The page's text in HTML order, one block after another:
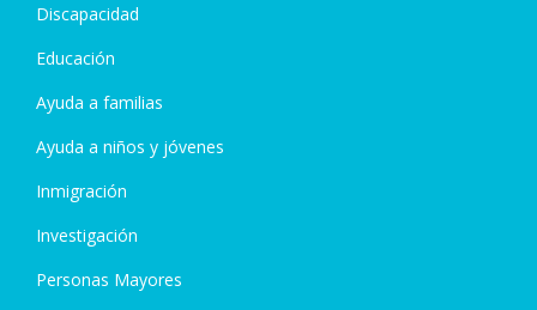
Discapacidad
Educación
Ayuda a familias
Ayuda a niños y jóvenes
Inmigración
Investigación
Personas Mayores